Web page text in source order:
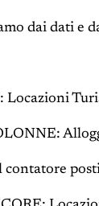
dai dati e
Locazioni